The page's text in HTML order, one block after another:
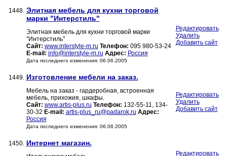
1448. Элитная мебель для кухни торговой
марки "Интерстиль"
Элитная мебель для кухни торговой марки
"Интерстиль"
Сайт: www.interstyle-m.ru Телефон: 095 980-53-24
E-mail: info@interstyle-m.ru Адрес: Россия
Дата последнего изменения: 06.06.2005
Редактировать
Удалить
Добавить сайт
1449. Изготовление мебели на заказ.
Мебель на заказ - гардеробная, встроенная
мебель, прихожия, шкафы.
Сайт: www.artis-plus.ru Телефон: 132-55-11, 134-
30-32 E-mail: artis-plus_ru@padarok.ru Адрес:
Россия
Дата последнего изменения: 06.06.2005
Редактировать
Удалить
Добавить сайт
1450. Интернет магазин.
Редактировать